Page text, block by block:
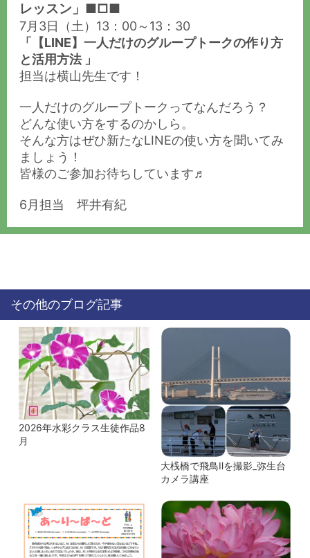
レッスン」■□■
7月3日（土）13：00～13：30
「【LINE】一人だけのグループトークの作り方
と活用方法 」
担当は横山先生です！
一人だけのグループトークってなんだろう？
どんな使い方をするのかしら。
そんな方はぜひ新たなLINEの使い方を聞いてみ
ましょう！
皆様のご参加お待ちしています♬
6月担当 坪井有紀
その他のブログ記事
2026年水彩クラス生徒作品8
月
大桟橋で飛鳥Ⅱを撮影_弥生台
カメラ講座